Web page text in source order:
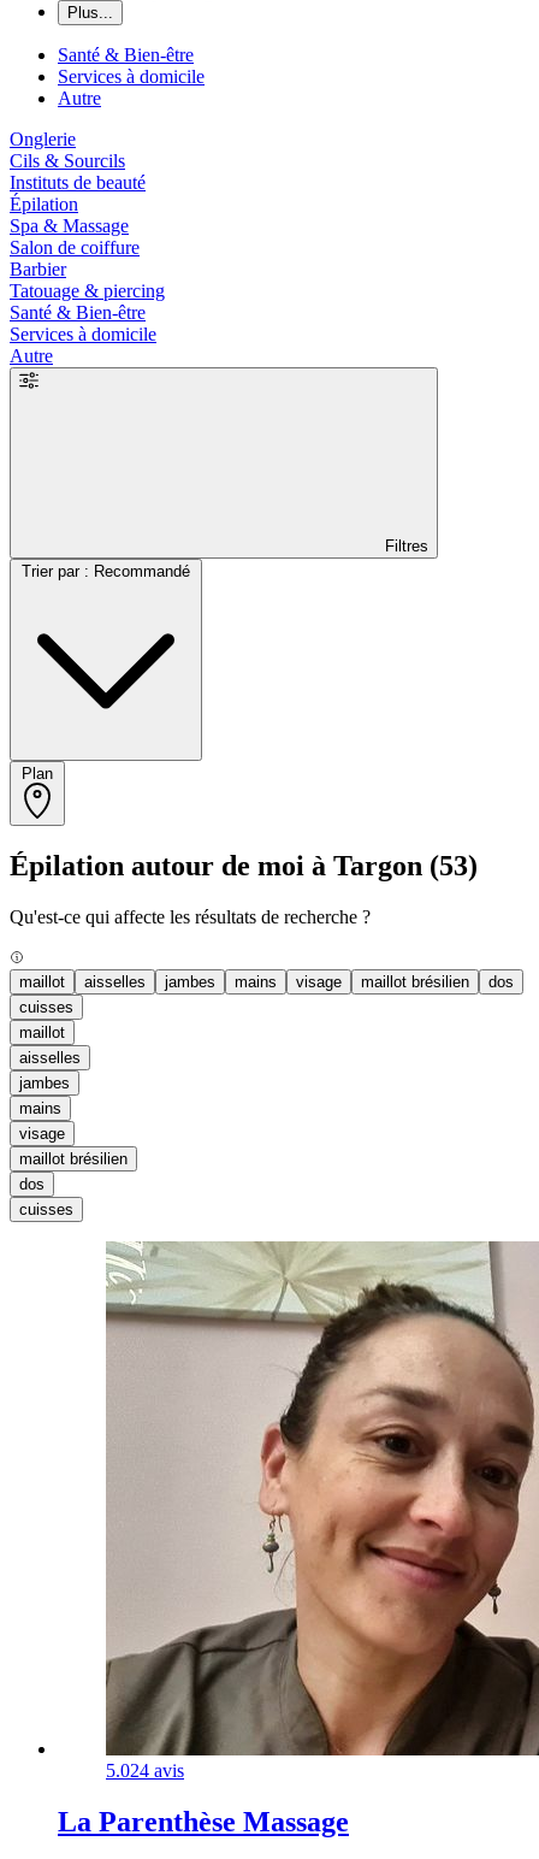
Plus...
Santé & Bien-être
Services à domicile
Autre
Onglerie
Cils & Sourcils
Instituts de beauté
Épilation
Spa & Massage
Salon de coiffure
Barbier
Tatouage & piercing
Santé & Bien-être
Services à domicile
Autre
Filtres
Épilation autour de moi à Targon (53)
Qu'est-ce qui affecte les résultats de recherche ?
maillot aisselles jambes mains visage maillot brésilien
dos
cuisses
maillot
aisselles
jambes
mains
visage
maillot brésilien
dos
cuisses
5.024 avis
La Parenthèse Massage